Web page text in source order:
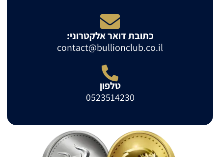
כתובת דואר אלקטרוני:
contact@bullionclub.co.il
טלפון
0523514230